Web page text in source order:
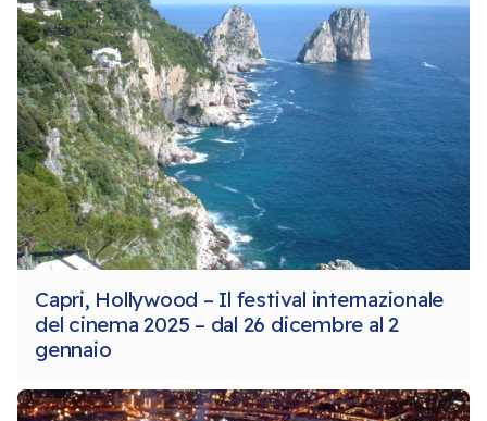
Capri, Hollywood – Il festival internazionale
del cinema 2025 – dal 26 dicembre al 2
gennaio